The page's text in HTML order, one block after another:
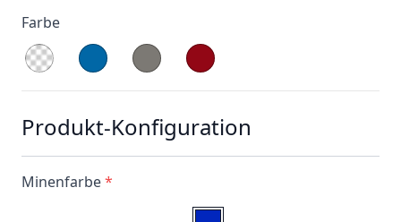
Farbe
Produkt-Konfiguration
Minenfarbe*